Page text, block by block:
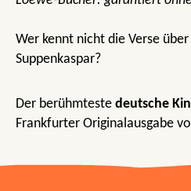
Wer kennt nicht die Verse
Suppenkaspar?
Der berühmteste deutsche
Frankfurter Originalausgabe